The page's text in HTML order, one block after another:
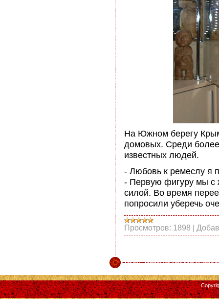
На Южном берегу
домовых. Среди
известных людей.
- Любовь к ремеслу я
- Первую фигуру мы с
силой. Во время
попросили уберечь
Просмотров: 1898 |